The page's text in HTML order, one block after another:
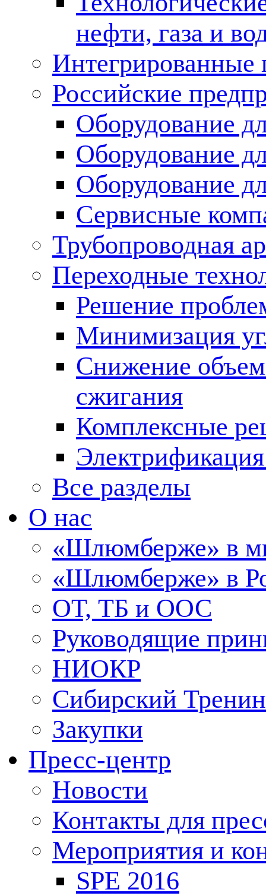
нефти, газа и
Российские
Оборудование
Оборудование
Оборудование
Сервисные
Трубопроводная
Переходные
Решение
Минимизация
Снижение
сжигания
Комплексные
Все разделы
О нас
«Шлюмберже» в
«Шлюмберже» в
ОТ, ТБ и ООС
Руководящие
НИОКР
Сибирский
Закупки
Пресс-центр
Новости
Контакты для
Мероприятия и
SPE 2016